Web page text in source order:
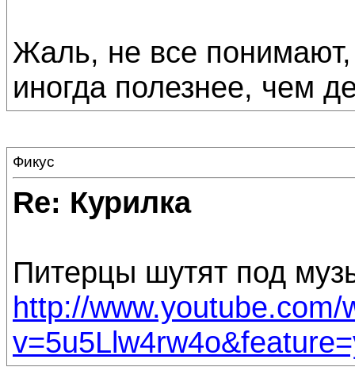
Жаль, не все
иногда полезнее, чем
Фикус
Re: Курилка
Питерцы шутят под
http://www.youtube.com/